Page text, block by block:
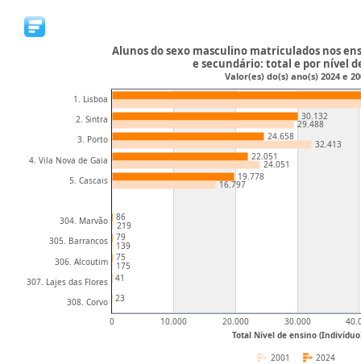
Total Nível de ensino
0 10.000 20.000 30.000
1. Lisboa
2. Sintra
3. Porto
4. Vila Nova de Gaia
5. Cascais
304. Marvão
305. Barrancos
306. Alcoutim
307. Lajes das Flores
308. Corvo
30.132
24.658
22.051
19.778
86
79
75
41
23
29.488
32.413
24.051
16.797
219
139
175
Alunos do sexo masculino matriculados nos
e secundário: total e por nível
Valor(es) do(s) ano(s) 2024 e
2024
2001